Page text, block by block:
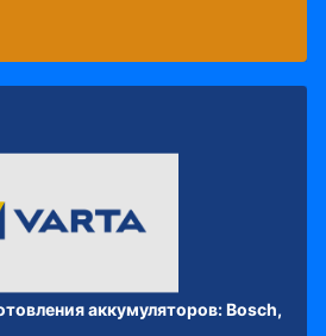
аккумуляторов: Bosch,